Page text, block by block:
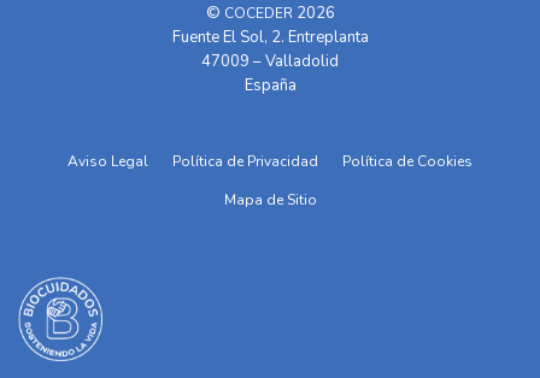
© COCEDER 2026
Fuente El Sol, 2. Entreplanta
47009 – Valladolid
España
Aviso Legal Política de Privacidad
Política de Cookies
Mapa de Sitio